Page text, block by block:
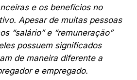
e os benefícios no
Apesar de muitas pessoas
“salário” e “remuneração”
possuem significados
de maneira diferente a
e empregado.